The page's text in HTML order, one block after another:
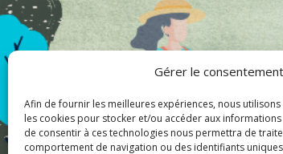
Gérer le consentement
Afin de fournir les meilleures expériences, nous
les cookies pour stocker et/ou accéder aux
de consentir à ces technologies nous permettra de
comportement de navigation ou des identifiants